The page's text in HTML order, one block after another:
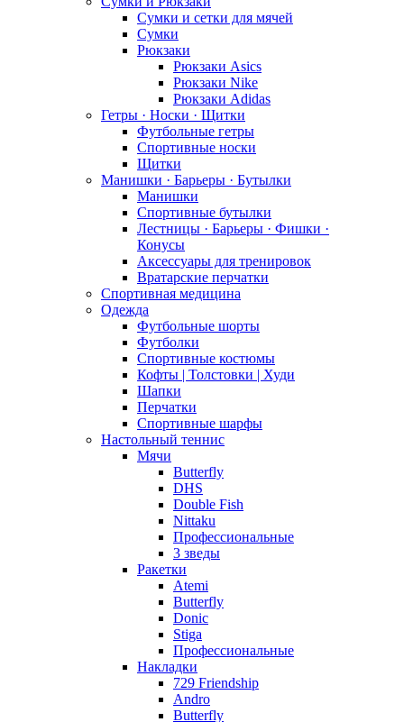
Сумки и сетки для мячей
Сумки
Рюкзаки
Рюкзаки Asics
Рюкзаки Nike
Рюкзаки Adidas
Гетры · Носки · Щитки
Футбольные гетры
Спортивные носки
Щитки
Манишки · Барьеры · Бутылки
Манишки
Спортивные бутылки
Лестницы · Барьеры · Фишки ·
Конусы
Аксессуары для тренировок
Вратарские перчатки
Спортивная медицина
Одежда
Футбольные шорты
Футболки
Спортивные костюмы
Кофты | Толстовки | Худи
Шапки
Перчатки
Спортивные шарфы
Настольный теннис
Мячи
Butterfly
DHS
Double Fish
Nittaku
Профессиональные
3 зведы
Ракетки
Atemi
Butterfly
Donic
Stiga
Профессиональные
Накладки
729 Friendship
Andro
Butterfly